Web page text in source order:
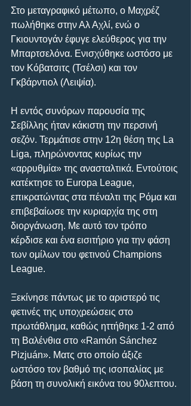
Στο μεταγραφικό μέτωπο, ο Μαχρέζ
πωλήθηκε στην Αλ Αχλί, ενώ ο
Γκιουντογάν έφυγε ελεύθερος για την
Μπαρτσελόνα. Ενισχύθηκε ωστόσο με
τον Κόβατσιτς (Τσέλσι) και τον
Γκβάρντιολ (Λειψία).
Η εντός συνόρων παρουσία της
Σεβίλλης ήταν κάκιστη την περσινή
σεζόν. Τερμάτισε στην 12η θέση της La
Liga, πληρώνοντας κυρίως την
«αρρυθμία» της ανασταλτικά. Εντούτοις
κατέκτησε το Europa League,
επικρατώντας στα πέναλτι της Ρόμα και
επιβεβαίωσε την κυριαρχία της στη
διοργάνωση. Με αυτό τον τρόπο
κέρδισε και ένα εισιτήριο για την φάση
των ομίλων του φετινού Champions
League.
Ξεκίνησε πάντως με το αριστερό τις
φετινές της υποχρεώσεις στο
πρωτάθλημα, καθώς ηττήθηκε 1-2 από
τη Βαλένθια στο «Ramón Sánchez
Pizjuán». Ματς στο οποίο άξιζε
ωστόσο τον βαθμό της ισοπαλίας με
βάση τη συνολική εικόνα του 90λεπτου.